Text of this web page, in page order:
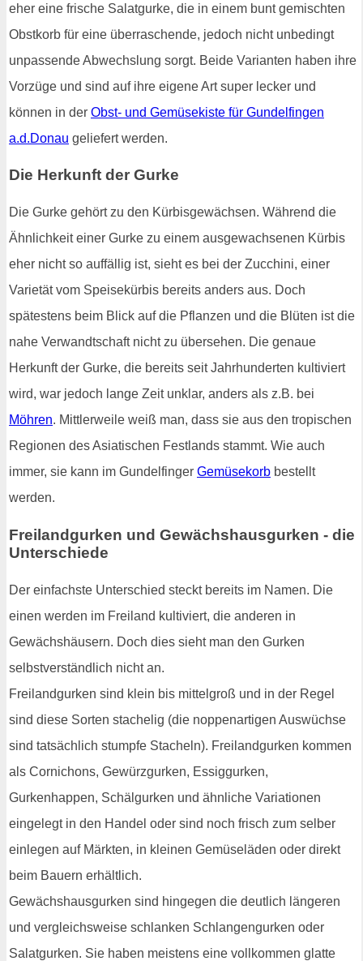
eher eine frische Salatgurke, die in einem bunt gemischten
Obstkorb für eine überraschende, jedoch nicht unbedingt
unpassende Abwechslung sorgt. Beide Varianten haben ihre
Vorzüge und sind auf ihre eigene Art super lecker und
können in der Obst- und Gemüsekiste für Gundelfingen
a.d.Donau geliefert werden.
Die Herkunft der Gurke
Die Gurke gehört zu den Kürbisgewächsen. Während die
Ähnlichkeit einer Gurke zu einem ausgewachsenen Kürbis
eher nicht so auffällig ist, sieht es bei der Zucchini, einer
Varietät vom Speisekürbis bereits anders aus. Doch
spätestens beim Blick auf die Pflanzen und die Blüten ist die
nahe Verwandtschaft nicht zu übersehen. Die genaue
Herkunft der Gurke, die bereits seit Jahrhunderten kultiviert
wird, war jedoch lange Zeit unklar, anders als z.B. bei
Möhren. Mittlerweile weiß man, dass sie aus den tropischen
Regionen des Asiatischen Festlands stammt. Wie auch
immer, sie kann im Gundelfinger Gemüsekorb bestellt
werden.
Freilandgurken und Gewächshausgurken - die
Unterschiede
Der einfachste Unterschied steckt bereits im Namen. Die
einen werden im Freiland kultiviert, die anderen in
Gewächshäusern. Doch dies sieht man den Gurken
selbstverständlich nicht an.
Freilandgurken sind klein bis mittelgroß und in der Regel
sind diese Sorten stachelig (die noppenartigen Auswüchse
sind tatsächlich stumpfe Stacheln). Freilandgurken kommen
als Cornichons, Gewürzgurken, Essiggurken,
Gurkenhappen, Schälgurken und ähnliche Variationen
eingelegt in den Handel oder sind noch frisch zum selber
einlegen auf Märkten, in kleinen Gemüseläden oder direkt
beim Bauern erhältlich.
Gewächshausgurken sind hingegen die deutlich längeren
und vergleichsweise schlanken Schlangengurken oder
Salatgurken. Sie haben meistens eine vollkommen glatte